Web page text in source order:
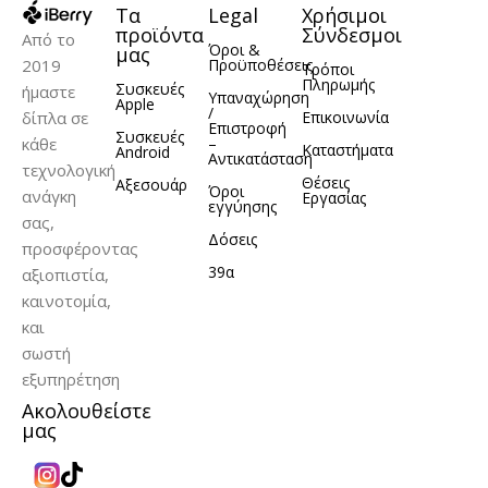
ΥΛΙΚΌ Σιλικόνη ΥΛΙΚΌ TPU
Από το
2019
ήμαστε
δίπλα σε
κάθε
τεχνολογική
ανάγκη
σας,
προσφέροντας
αξιοπιστία,
καινοτομία,
και
σωστή
εξυπηρέτηση
Ακολουθείστε
μας
Τα
προϊόντα
μας
Συσκευές
Apple
Συσκευές
Android
Αξεσουάρ
Legal
Όροι &
Προϋποθέσεις
Υπαναχώρηση
/
Επιστροφή
–
Αντικατάσταση
Όροι
εγγύησης
Δόσεις
39α
Χρήσιμοι
Σύνδεσμοι
Τρόποι
Πληρωμής
Επικοινωνία
Καταστήματα
Θέσεις
Εργασίας